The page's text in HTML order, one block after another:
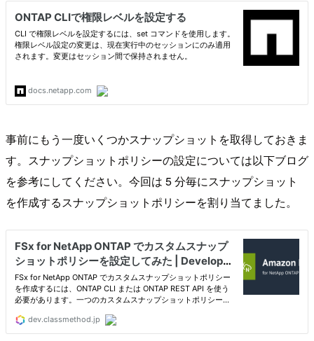
事前にもう一度いくつかスナップショットを取得しておきま
す。スナップショットポリシーの設定については以下ブログ
を参考にしてください。今回は 5 分毎にスナップショット
を作成するスナップショットポリシーを割り当てました。